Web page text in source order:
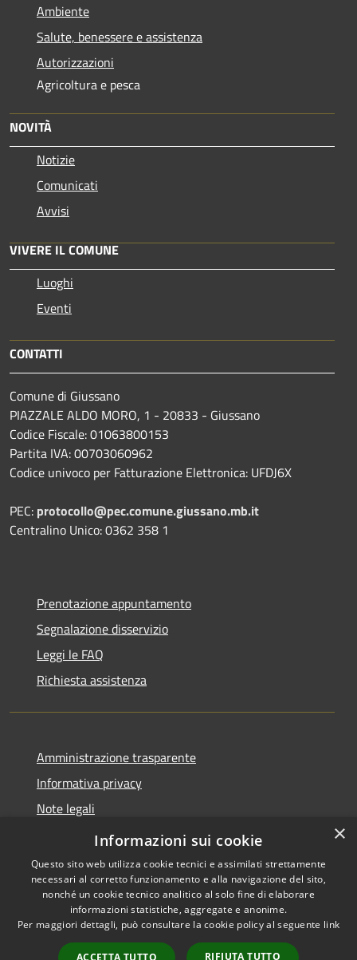
Ambiente
Salute, benessere e assistenza
Autorizzazioni
Agricoltura e pesca
NOVITÀ
Notizie
Comunicati
Avvisi
VIVERE IL COMUNE
Luoghi
Eventi
CONTATTI
Comune di Giussano
PIAZZALE ALDO MORO, 1 - 20833 - Giussano
Codice Fiscale: 01063800153
Partita IVA: 00703060962
Codice univoco per Fatturazione Elettronica: UFDJ6X
PEC: protocollo@pec.comune.giussano.mb.it
Centralino Unico: 0362 358 1
Prenotazione appuntamento
Segnalazione disservizio
Leggi le FAQ
Richiesta assistenza
Amministrazione trasparente
Informativa privacy
Note legali
Dichiarazione di accessibilità
Accessibilità
Copyright © 2026 • Comune di
Giussano • Powered by
Municipium• Accesso
×
Informazioni sui cookie
Questo sito web utilizza cookie tecnici e assimilati strettamente
necessari al corretto funzionamento e alla navigazione del sito,
nonché un cookie tecnico analitico al solo fine di elaborare
informazioni statistiche, aggregate e anonime.
Per maggiori dettagli, può consultare la cookie policy al seguente link
ACCETTA TUTTO RIFIUTA TUTTO